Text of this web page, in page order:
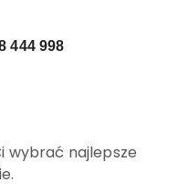
444 998
wybrać najlepsze